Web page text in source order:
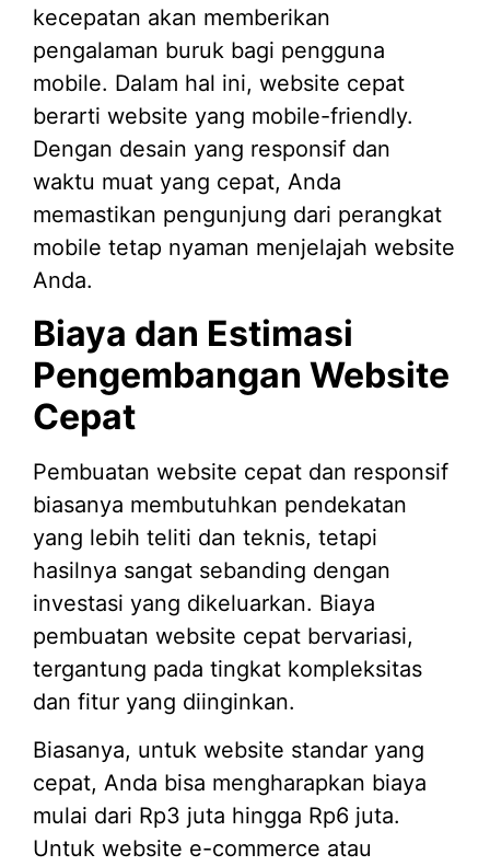
kecepatan akan memberikan
pengalaman buruk bagi pengguna
mobile. Dalam hal ini, website cepat
berarti website yang mobile-friendly.
Dengan desain yang responsif dan
waktu muat yang cepat, Anda
memastikan pengunjung dari perangkat
mobile tetap nyaman menjelajah website
Anda.
Biaya dan Estimasi
Pengembangan Website
Cepat
Pembuatan website cepat dan responsif
biasanya membutuhkan pendekatan
yang lebih teliti dan teknis, tetapi
hasilnya sangat sebanding dengan
investasi yang dikeluarkan. Biaya
pembuatan website cepat bervariasi,
tergantung pada tingkat kompleksitas
dan fitur yang diinginkan.
Biasanya, untuk website standar yang
cepat, Anda bisa mengharapkan biaya
mulai dari Rp3 juta hingga Rp6 juta.
Untuk website e-commerce atau